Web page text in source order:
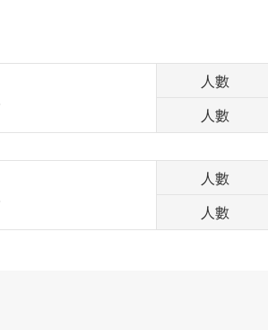
人數
人數
人數
人數